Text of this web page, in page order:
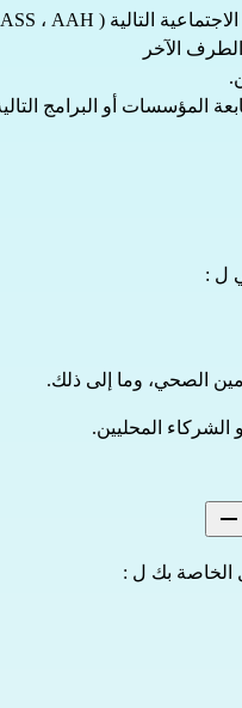
التالية ( AAH ، ASS
الآخر
المؤسسات أو البرامج
ل :
المحليين.
الخاصة بك ل :